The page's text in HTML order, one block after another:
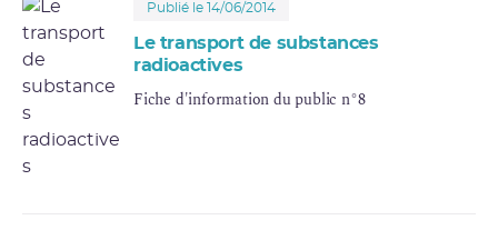
Publié le 14/06/2014
Le transport de substances
radioactives
Fiche d'information du public n°8